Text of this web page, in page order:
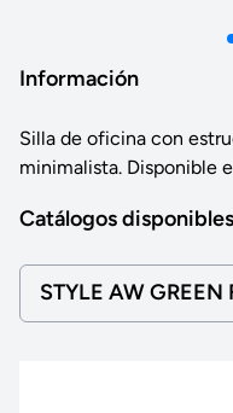
Información
Silla de oficina con
minimalista. Disponible
Catálogos disponibles
STYLE AW GREEN